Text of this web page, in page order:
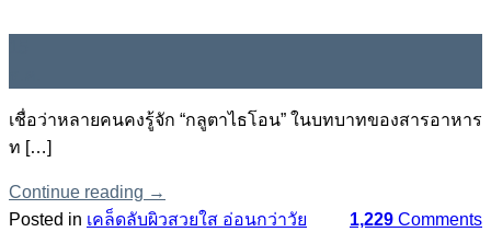
เชื่อว่าหลายคนคงรู้จัก “กลูตาไธโอน” ในบทบาทของสารอาหาร
ท […]
Continue reading →
Posted in เคล็ดลับผิวสวยใส อ่อนกว่าวัย 1,229 Comments